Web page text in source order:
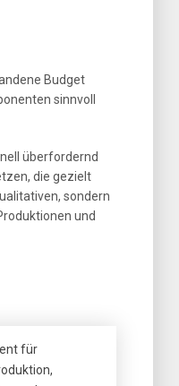
Budget
sinnvoll
überfordernd
die gezielt
sondern
und
für